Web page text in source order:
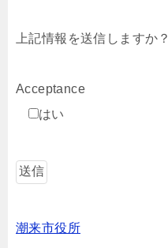
上記情報を送信しますか？
Acceptance
はい
潮来市役所